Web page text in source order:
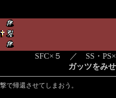
SFC×５ ／ SS・PS×
ガッツをみ
で帰還させてしまおう。